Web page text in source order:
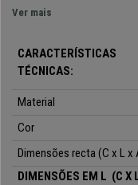
Pode transformar-se numa
que ofereceuma ampla
suas tarefas.
Permite também muito
suas
. Desta
preocupar com qualquer
Ver mais
CARACTERÍSTICAS
TÉCNICAS:
Material
Cor
Dimensões recta (C x L x
DIMENSÕES EM L (C X